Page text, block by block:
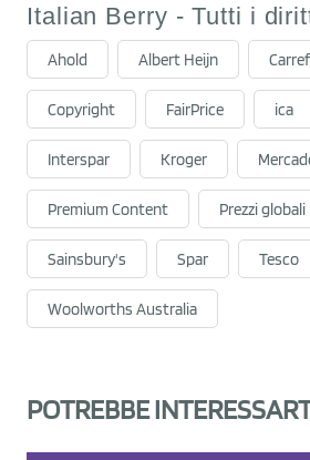
Italian Berry - Tutti i
Ahold Albert Heijn
Copyright FairPrice ica
Interspar Kroger
Premium Content Prezzi
Sainsbury's Spar Tesco
Woolworths Australia
POTREBBE